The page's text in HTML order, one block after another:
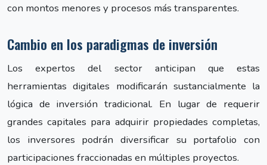
con montos menores y procesos más transparentes.
Cambio en los paradigmas de inversión
Los expertos del sector anticipan que estas
herramientas digitales modificarán sustancialmente la
lógica de inversión tradicional. En lugar de requerir
grandes capitales para adquirir propiedades completas,
los inversores podrán diversificar su portafolio con
participaciones fraccionadas en múltiples proyectos.